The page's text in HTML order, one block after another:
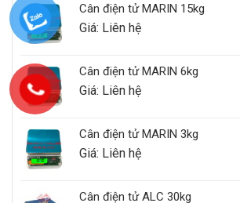
Cân điện tử MARIN 15kg
Giá: Liên hệ
Cân điện tử MARIN 6kg
Giá: Liên hệ
Cân điện tử MARIN 3kg
Giá: Liên hệ
Cân điện tử ALC 30kg